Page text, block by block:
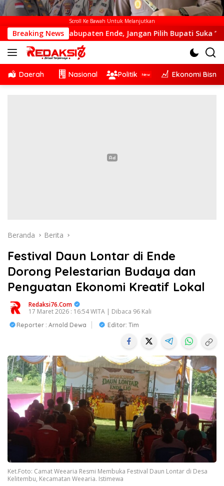
Scroll Ke Bawah Untuk Melanjutkan
Breaking News
Ende, Jangan Pilih Bupati Suka ‘Wora-Wora’
Daerah Nasional Politik Ekonomi Bisnis
Beranda Berita
Festival Daun Lontar di Ende
Dorong Pelestarian Budaya dan
Penguatan Ekonomi Kreatif Lokal
Redaksi76.com
17 Maret 2026 : 16:54 WITA | Dibaca 96 Kali
Reporter : Arnold Dewa Editor: Tim
Ket.Foto: Camat Weearia Resmi Membuka Festival Daun Lontar di Desa
Kelitembu, Kecamatan Weearia. Istimewa